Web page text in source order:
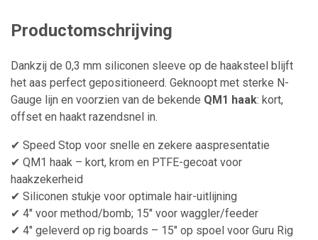
Productomschrijving
Dankzij de 0,3 mm siliconen sleeve op de haaksteel blijft
het aas perfect gepositioneerd. Geknoopt met sterke N-
Gauge lijn en voorzien van de bekende QM1 haak: kort,
offset en haakt razendsnel in.
✔ Speed Stop voor snelle en zekere aaspresentatie
✔ QM1 haak – kort, krom en PTFE-gecoat voor
haakzekerheid
✔ Siliconen stukje voor optimale hair-uitlijning
✔ 4" voor method/bomb; 15" voor waggler/feeder
✔ 4" geleverd op rig boards – 15" op spoel voor Guru Rig